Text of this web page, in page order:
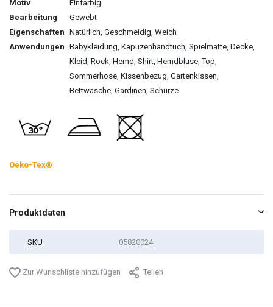
Motiv
Einfarbig
Bearbeitung
Gewebt
Eigenschaften Natürlich, Geschmeidig, Weich
Anwendungen Babykleidung, Kapuzenhandtuch, Spielmatte, Decke,
Kleid, Rock, Hemd, Shirt, Hemdbluse, Top,
Sommerhose, Kissenbezug, Gartenkissen,
Bettwäsche, Gardinen, Schürze
Oeko-Tex®
Produktdaten
SKU 05820024
Zur Wunschliste hinzufügen Teilen